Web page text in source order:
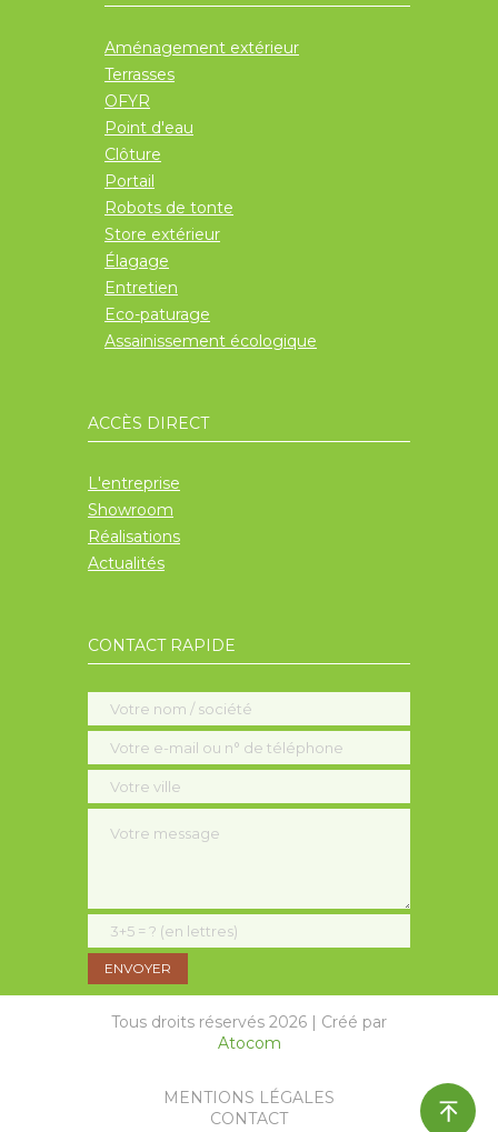
Aménagement extérieur
Terrasses
OFYR
Point d'eau
Clôture
Portail
Robots de tonte
Store extérieur
Élagage
Entretien
Eco-paturage
Assainissement écologique
ACCÈS DIRECT
L'entreprise
Showroom
Réalisations
Actualités
CONTACT RAPIDE
Tous droits réservés 2026 | Créé par
Atocom
MENTIONS LÉGALES
CONTACT